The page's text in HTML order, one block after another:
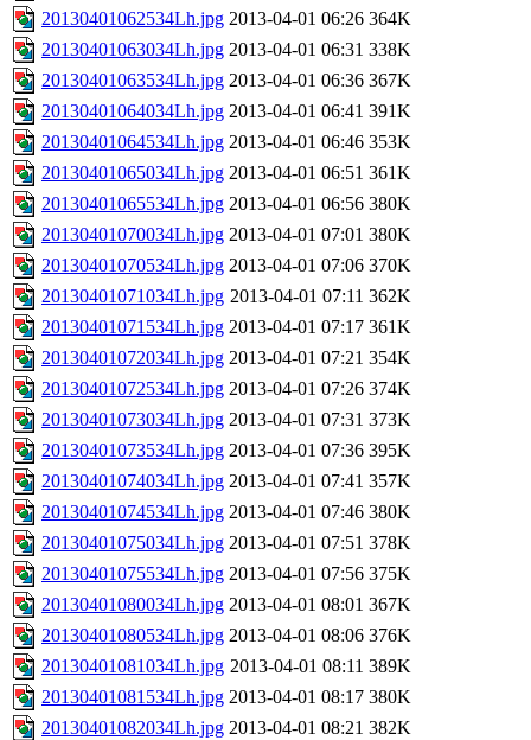
20130401062534Lh.jpg 2013-04-01 06:26 364K
20130401063034Lh.jpg 2013-04-01 06:31 338K
20130401063534Lh.jpg 2013-04-01 06:36 367K
20130401064034Lh.jpg 2013-04-01 06:41 391K
20130401064534Lh.jpg 2013-04-01 06:46 353K
20130401065034Lh.jpg 2013-04-01 06:51 361K
20130401065534Lh.jpg 2013-04-01 06:56 380K
20130401070034Lh.jpg 2013-04-01 07:01 380K
20130401070534Lh.jpg 2013-04-01 07:06 370K
20130401071034Lh.jpg 2013-04-01 07:11 362K
20130401071534Lh.jpg 2013-04-01 07:17 361K
20130401072034Lh.jpg 2013-04-01 07:21 354K
20130401072534Lh.jpg 2013-04-01 07:26 374K
20130401073034Lh.jpg 2013-04-01 07:31 373K
20130401073534Lh.jpg 2013-04-01 07:36 395K
20130401074034Lh.jpg 2013-04-01 07:41 357K
20130401074534Lh.jpg 2013-04-01 07:46 380K
20130401075034Lh.jpg 2013-04-01 07:51 378K
20130401075534Lh.jpg 2013-04-01 07:56 375K
20130401080034Lh.jpg 2013-04-01 08:01 367K
20130401080534Lh.jpg 2013-04-01 08:06 376K
20130401081034Lh.jpg 2013-04-01 08:11 389K
20130401081534Lh.jpg 2013-04-01 08:17 380K
20130401082034Lh.jpg 2013-04-01 08:21 382K